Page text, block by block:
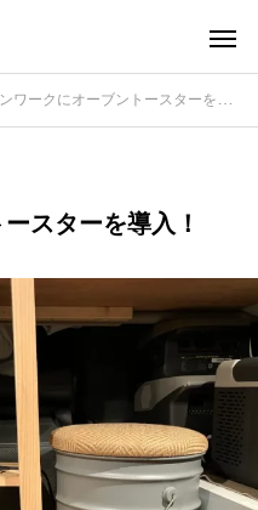
ワークにオーブントースターを導入！
スターを導入！